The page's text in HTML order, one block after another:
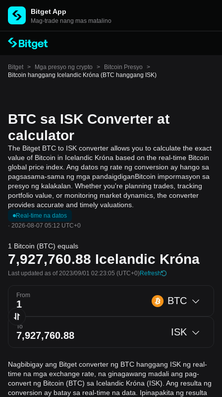
Bitget App
Mag-trade nang mas matalino
Bitget > Mga presyo ng crypto > Bitcoin Presyo
>
Bitcoin hanggang Icelandic Króna (BTC hanggang ISK)
BTC sa ISK Converter at
calculator
The Bitget BTC to ISK converter allows you to calculate the exact
value of Bitcoin in Icelandic Króna based on the real-time Bitcoin
global price index. Ang datos ng rate ng conversion ay hango sa
pagsasama-sama ng mga pandaigdiganBitcoin impormasyon sa
presyo ng kalakalan. Whether you're planning trades, tracking
portfolio value, or monitoring market dynamics, the converter
provides accurate and timely valuations.
Real-time na datos
· 2026-08-07 05:12 UTC+0
1 Bitcoin (BTC) equals
7,927,760.88 Icelandic Króna
Last updated as of 2023/09/01 02:23:05 (UTC+0)Refresh
From BTC
To ISK
Nagbibigay ang Bitget converter ng BTC hanggang ISK ng real-
time na mga exchange rate, na ginagawang madali ang pag-
convert ng Bitcoin (BTC) sa Icelandic Króna (ISK). Ang resulta ng
conversion ay batay sa real-time na data. Ipinapakita ng resulta